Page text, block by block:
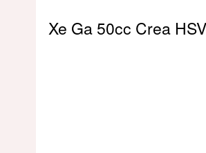
Xe Ga 50cc Crea